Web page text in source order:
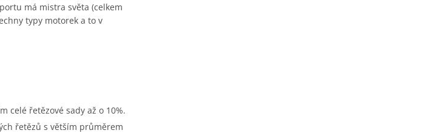
má mistra světa (celkem
typy motorek a to v
celé řetězové sady až o 10%.
řetězů s větším průměrem